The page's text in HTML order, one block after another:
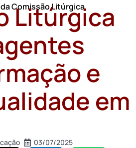
Comissão Litúrgica
Litúrgica
e
em
03/07/2025